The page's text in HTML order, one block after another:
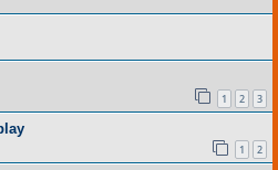
1 2 3
1 2